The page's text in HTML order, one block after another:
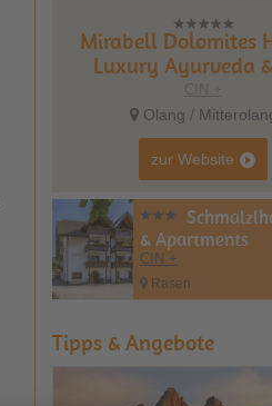
Mirabell Dolomites
Luxury Ayurveda
Olang /
zur Website
& Apartments
CIN +
Rasen
Tipps & Angebote